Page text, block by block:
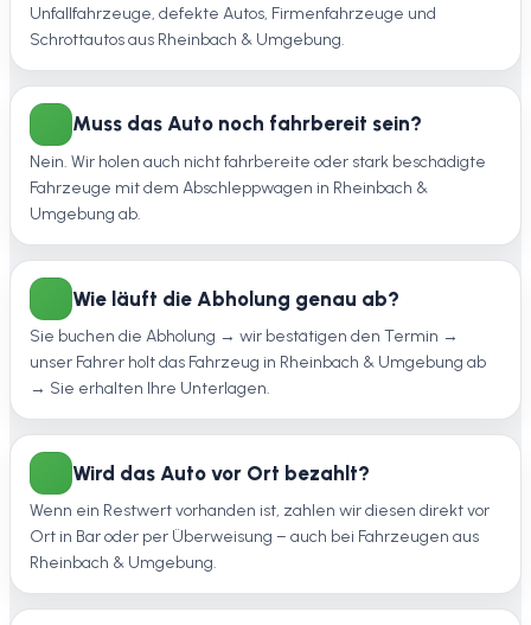
Unfallfahrzeuge, defekte Autos, Firmenfahrzeuge und
Schrottautos aus Rheinbach & Umgebung.
Muss das Auto noch fahrbereit sein?
Nein. Wir holen auch nicht fahrbereite oder stark beschädigte
Fahrzeuge mit dem Abschleppwagen in Rheinbach &
Umgebung ab.
Wie läuft die Abholung genau ab?
Sie buchen die Abholung → wir bestätigen den Termin →
unser Fahrer holt das Fahrzeug in Rheinbach & Umgebung ab
→ Sie erhalten Ihre Unterlagen.
Wird das Auto vor Ort bezahlt?
Wenn ein Restwert vorhanden ist, zahlen wir diesen direkt vor
Ort in Bar oder per Überweisung – auch bei Fahrzeugen aus
Rheinbach & Umgebung.